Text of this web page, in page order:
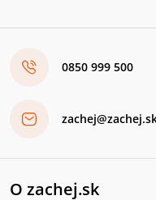
0850 999 500
O zachej.sk